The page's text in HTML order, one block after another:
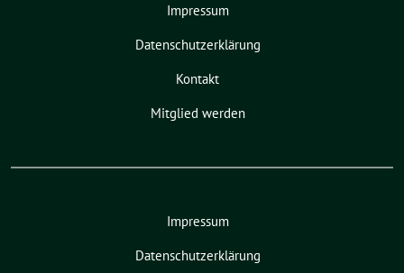
Impressum
Datenschutzerklärung
Kontakt
Mitglied werden
Impressum
Datenschutzerklärung